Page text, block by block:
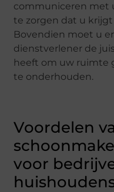
communiceren met
te zorgen dat u
Bovendien moet u
dienstverlener de
heeft om uw ruimte
te onderhouden.
Voordelen
voor